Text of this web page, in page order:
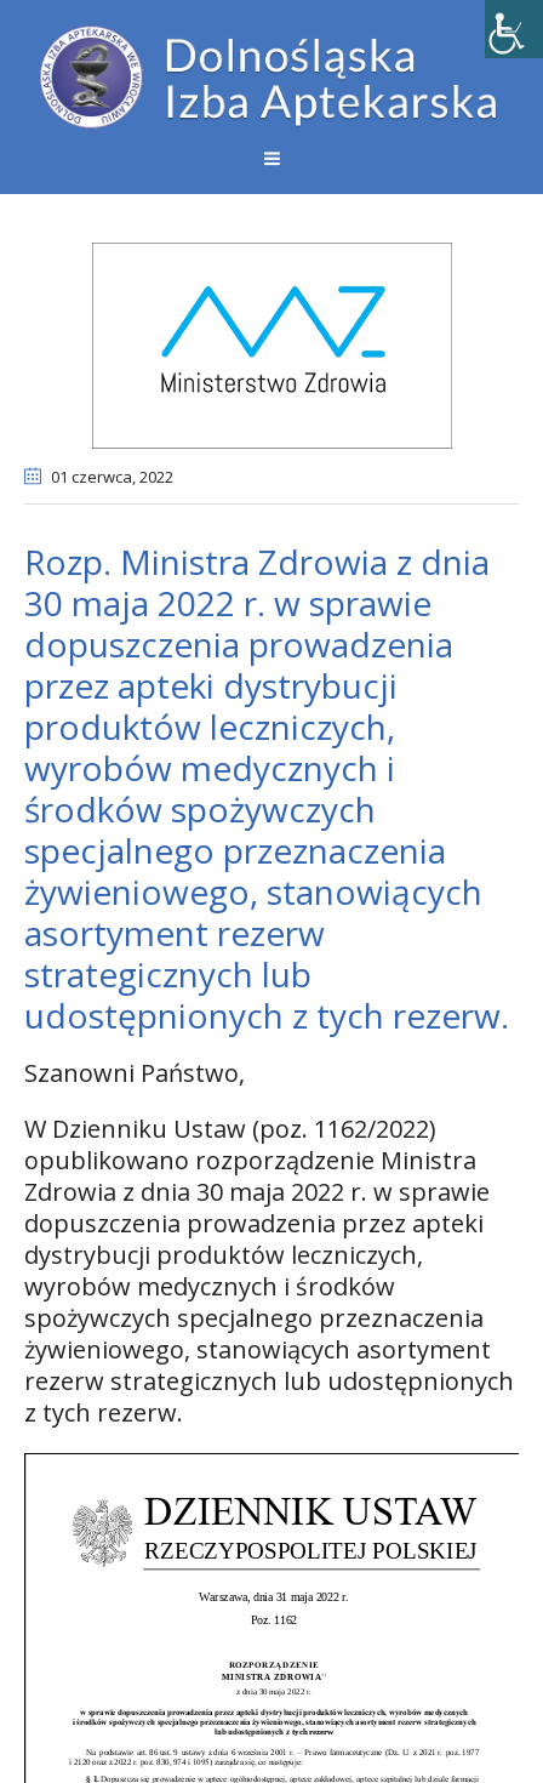
01 czerwca, 2022
Rozp. Ministra Zdrowia z dnia
30 maja 2022 r. w sprawie
dopuszczenia prowadzenia
przez apteki dystrybucji
produktów leczniczych,
wyrobów medycznych i
środków spożywczych
specjalnego przeznaczenia
żywieniowego, stanowiących
asortyment rezerw
strategicznych lub
udostępnionych z tych rezerw.
Szanowni Państwo,
W Dzienniku Ustaw (poz. 1162/2022)
opublikowano rozporządzenie Ministra
Zdrowia z dnia 30 maja 2022 r. w sprawie
dopuszczenia prowadzenia przez apteki
dystrybucji produktów leczniczych,
wyrobów medycznych i środków
spożywczych specjalnego przeznaczenia
żywieniowego, stanowiących asortyment
rezerw strategicznych lub udostępnionych
z tych rezerw.